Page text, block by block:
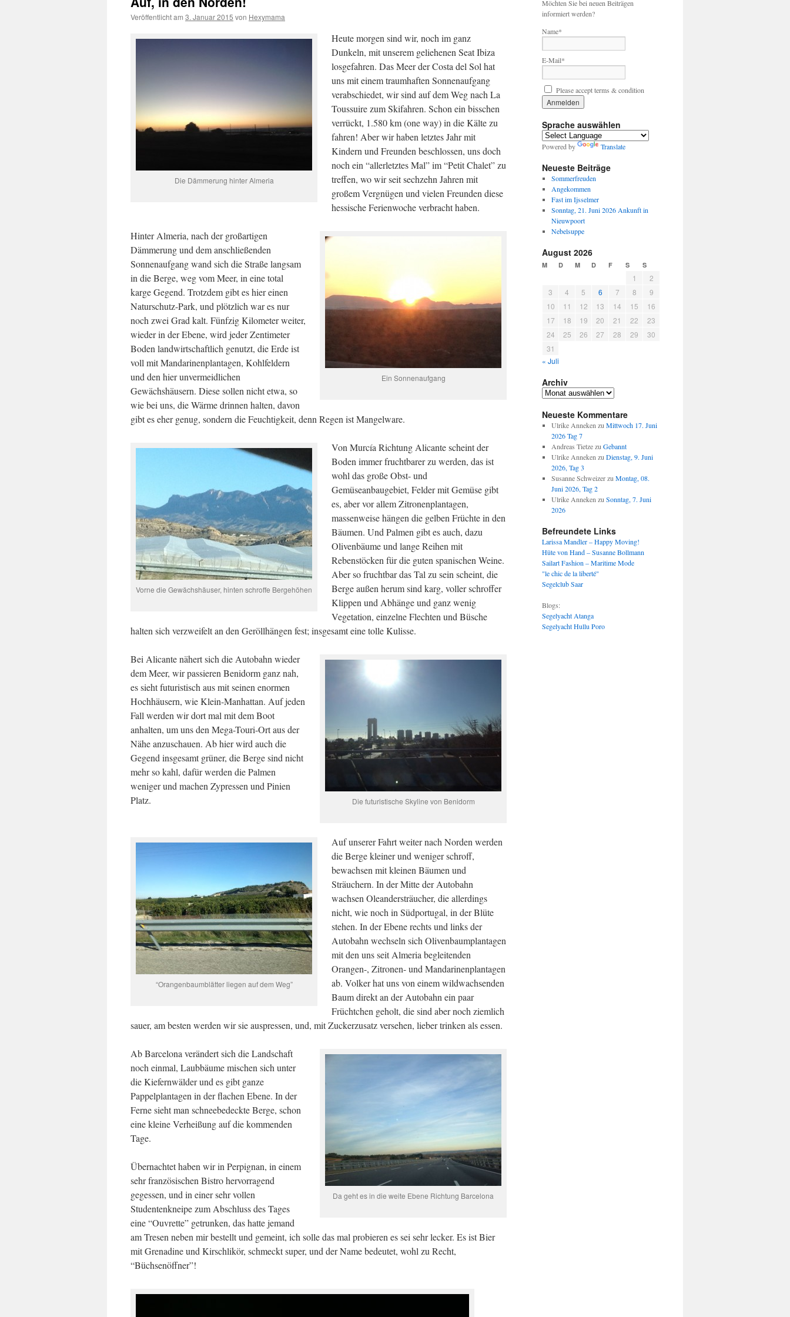
Veröffentlicht am 3. Januar 2015 von Hexymama
Die Dämmerung hinter Almeria
Heute morgen sind wir, noch im ganz
Dunkeln, mit unserem geliehenen Seat Ibiza
losgefahren. Das Meer der Costa del Sol hat
uns mit einem traumhaften Sonnenaufgang
verabschiedet, wir sind auf dem Weg nach La
Toussuire zum Skifahren. Schon ein bisschen
verrückt, 1.580 km (one way) in die Kälte zu
fahren! Aber wir haben letztes Jahr mit
Kindern und Freunden beschlossen, uns doch
noch ein “allerletztes Mal” im “Petit Chalet” zu
treffen, wo wir seit sechzehn Jahren mit
großem Vergnügen und vielen Freunden diese
hessische Ferienwoche verbracht haben.
Ein Sonnenaufgang
Hinter Almeria, nach der großartigen
Dämmerung und dem anschließenden
Sonnenaufgang wand sich die Straße langsam
in die Berge, weg vom Meer, in eine total
karge Gegend. Trotzdem gibt es hier einen
Naturschutz-Park, und plötzlich war es nur
noch zwei Grad kalt. Fünfzig Kilometer weiter,
wieder in der Ebene, wird jeder Zentimeter
Boden landwirtschaftlich genutzt, die Erde ist
voll mit Mandarinenplantagen, Kohlfeldern
und den hier unvermeidlichen
Gewächshäusern. Diese sollen nicht etwa, so
wie bei uns, die Wärme drinnen halten, davon
gibt es eher genug, sondern die Feuchtigkeit, denn Regen ist Mangelware.
Vorne die Gewächshäuser, hinten schroffe Bergehöhen
Von Murcía Richtung Alicante scheint der
Boden immer fruchtbarer zu werden, das ist
wohl das große Obst- und
Gemüseanbaugebiet, Felder mit Gemüse gibt
es, aber vor allem Zitronenplantagen,
massenweise hängen die gelben Früchte in den
Bäumen. Und Palmen gibt es auch, dazu
Olivenbäume und lange Reihen mit
Rebenstöcken für die guten spanischen Weine.
Aber so fruchtbar das Tal zu sein scheint, die
Berge außen herum sind karg, voller schroffer
Klippen und Abhänge und ganz wenig
Vegetation, einzelne Flechten und Büsche
halten sich verzweifelt an den Geröllhängen fest; insgesamt eine tolle Kulisse.
Die futuristische Skyline von Benidorm
Bei Alicante nähert sich die Autobahn wieder
dem Meer, wir passieren Benidorm ganz nah,
es sieht futuristisch aus mit seinen enormen
Hochhäusern, wie Klein-Manhattan. Auf jeden
Fall werden wir dort mal mit dem Boot
anhalten, um uns den Mega-Touri-Ort aus der
Nähe anzuschauen. Ab hier wird auch die
Gegend insgesamt grüner, die Berge sind nicht
mehr so kahl, dafür werden die Palmen
weniger und machen Zypressen und Pinien
Platz.
“Orangenbaumblätter liegen auf dem Weg”
Auf unserer Fahrt weiter nach Norden werden
die Berge kleiner und weniger schroff,
bewachsen mit kleinen Bäumen und
Sträuchern. In der Mitte der Autobahn
wachsen Oleandersträucher, die allerdings
nicht, wie noch in Südportugal, in der Blüte
stehen. In der Ebene rechts und links der
Autobahn wechseln sich Olivenbaumplantagen
mit den uns seit Almeria begleitenden
Orangen-, Zitronen- und Mandarinenplantagen
ab. Volker hat uns von einem wildwachsenden
Baum direkt an der Autobahn ein paar
Früchtchen geholt, die sind aber noch ziemlich
sauer, am besten werden wir sie auspressen, und, mit Zuckerzusatz versehen, lieber trinken als essen.
Da geht es in die weite Ebene Richtung Barcelona
Ab Barcelona verändert sich die Landschaft
noch einmal, Laubbäume mischen sich unter
die Kiefernwälder und es gibt ganze
Pappelplantagen in der flachen Ebene. In der
Ferne sieht man schneebedeckte Berge, schon
eine kleine Verheißung auf die kommenden
Tage.
Übernachtet haben wir in Perpignan, in einem
sehr französischen Bistro hervorragend
gegessen, und in einer sehr vollen
Studentenkneipe zum Abschluss des Tages
eine “Ouvrette” getrunken, das hatte jemand
am Tresen neben mir bestellt und gemeint, ich solle das mal probieren es sei sehr lecker. Es ist Bier
mit Grenadine und Kirschlikör, schmeckt super, und der Name bedeutet, wohl zu Recht,
“Büchsenöffner”!
Möchten Sie bei neuen Beiträgen
informiert werden?
Name*
E-Mail*
Please accept terms & condition
Sprache auswählen
Powered by Translate
Neueste Beiträge
Sommerfreuden
Angekommen
Fast im Ijsselmer
Sonntag, 21. Juni 2026 Ankunft in
Nieuwpoort
Nebelsuppe
August 2026
M D M D F S S
1
2
3
4 5 6 7 8
9
10
11 12 13 14 15
16
17
18 19 20 21 22
23
24
25 26 27 28 29
30
31
« Juli
Archiv
Archiv
Neueste Kommentare
Ulrike AnnekenzuMittwoch 17. Juni
2026 Tag 7
Andreas TietzezuGebannt
Ulrike AnnekenzuDienstag, 9. Juni
2026, Tag 3
Susanne SchweizerzuMontag, 08.
Juni 2026, Tag 2
Ulrike AnnekenzuSonntag, 7. Juni
2026
Befreundete Links
Larissa Mandler – Happy Moving!
Hüte von Hand – Susanne Bollmann
Sailart Fashion – Maritime Mode
"le chic de la liberté"
Segelclub Saar
Blogs:
Segelyacht Atanga
Segelyacht Hullu Poro